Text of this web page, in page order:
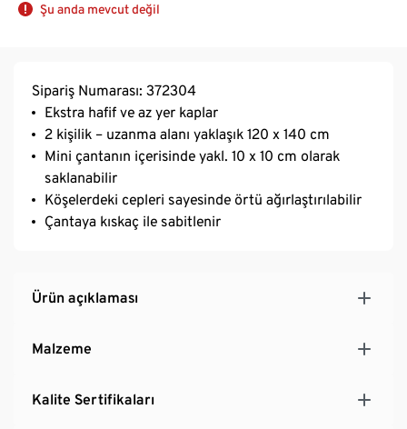
Şu anda mevcut değil
Sipariş Numarası: 372304
Ekstra hafif ve az yer kaplar
2 kişilik – uzanma alanı yaklaşık 120 x 140 cm
Mini çantanın içerisinde yakl. 10 x 10 cm olarak
saklanabilir
Köşelerdeki cepleri sayesinde örtü ağırlaştırılabilir
Çantaya kıskaç ile sabitlenir
Ürün açıklaması
Malzeme
Kalite Sertifikaları